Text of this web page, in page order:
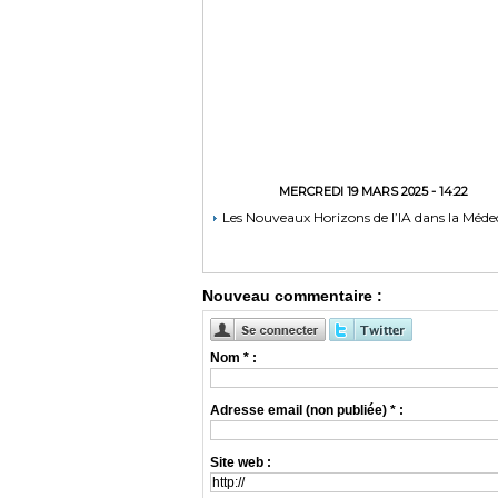
MERCREDI 19 MARS 2025 - 14:22
Les Nouveaux Horizons de l’IA dans la
Nouveau commentaire :
Nom * :
Adresse email (non publiée) * :
Site web :